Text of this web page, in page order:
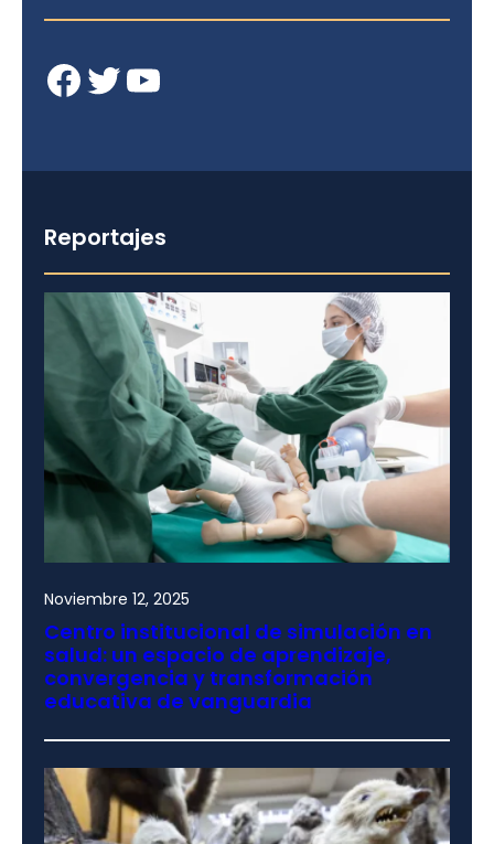
Facebook Twitter YouTube
Reportajes
Noviembre 12, 2025
Centro institucional de simulación en
salud: un espacio de aprendizaje,
convergencia y transformación
educativa de vanguardia